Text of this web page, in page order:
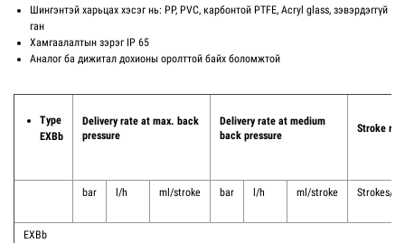
Шингэнтэй харьцах хэсэг нь: PP, PVC, карбонтой PTFE, Acryl glass, зэвэрдэггүй
ган
Хамгаалалтын зэрэг IP 65
Аналог ба дижитал дохионы оролттой байх боломжтой
Type
EXBb
Delivery rate at max. back
pressure
Delivery rate at medium
back pressure
Stroke
bar l/h ml/stroke bar l/h ml/stroke Strokes/
EXBb